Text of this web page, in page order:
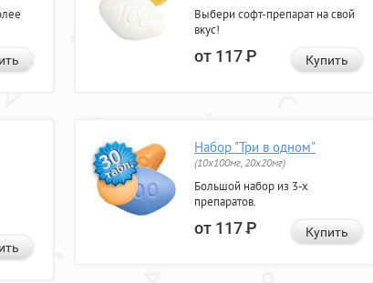
Выбери софт-препарат на свой
вкус!
от 117Р Купить
Набор "Три в одном"
(10x100мг, 20x20мг)
Большой набор из 3-х
препаратов.
от 117Р Купить